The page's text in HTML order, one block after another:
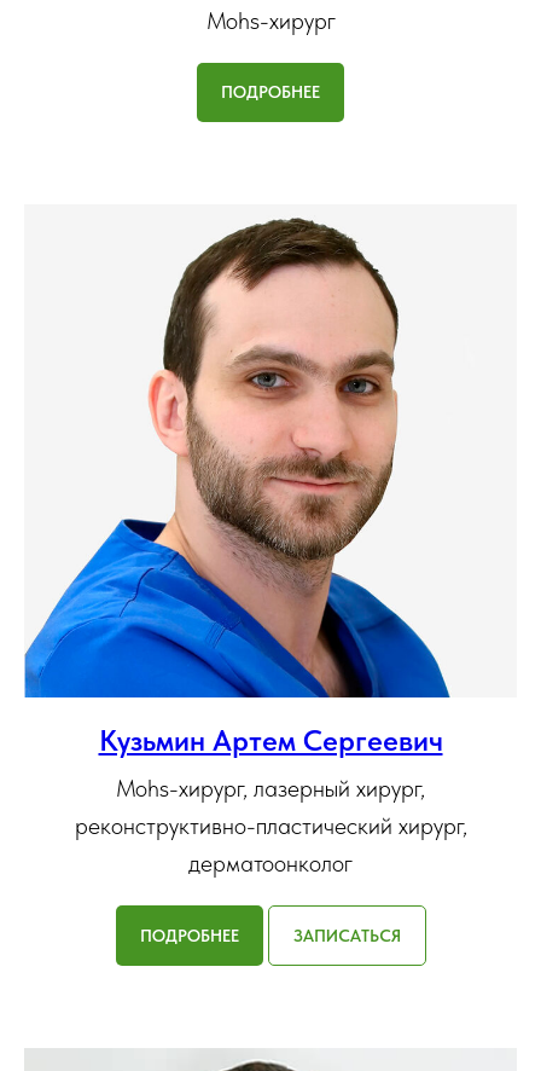
Mohs-хирург
ПОДРОБНЕЕ
Кузьмин Артем Сергеевич
Mohs-хирург, лазерный хирург,
реконструктивно-пластический хирург,
дерматоонколог
ПОДРОБНЕЕ ЗАПИСАТЬСЯ